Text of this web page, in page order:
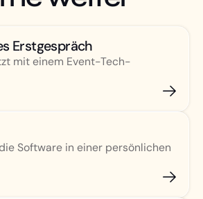
Erstgespräch
mit einem Event-Tech-
Software in einer persönlichen